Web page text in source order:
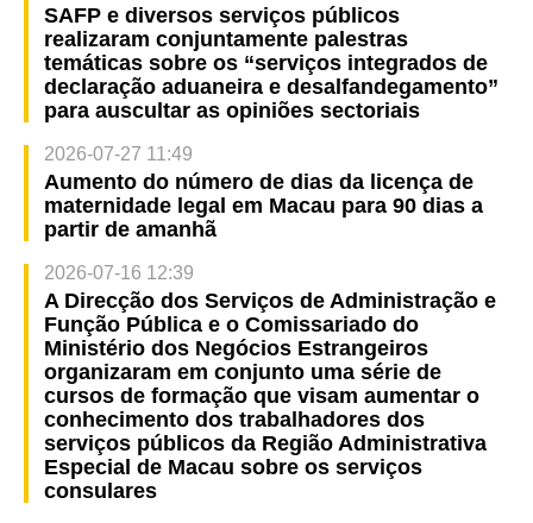
SAFP e diversos serviços públicos
realizaram conjuntamente palestras
temáticas sobre os “serviços integrados de
declaração aduaneira e desalfandegamento”
para auscultar as opiniões sectoriais
2026-07-27 11:49
Aumento do número de dias da licença de
maternidade legal em Macau para 90 dias a
partir de amanhã
2026-07-16 12:39
A Direcção dos Serviços de Administração e
Função Pública e o Comissariado do
Ministério dos Negócios Estrangeiros
organizaram em conjunto uma série de
cursos de formação que visam aumentar o
conhecimento dos trabalhadores dos
serviços públicos da Região Administrativa
Especial de Macau sobre os serviços
consulares